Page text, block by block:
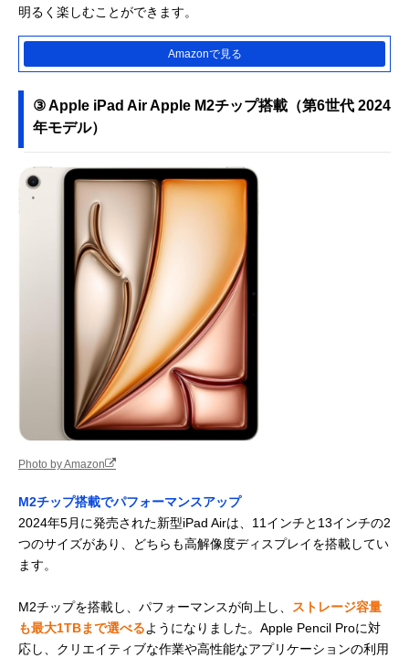
明るく楽しむことができます。
Amazonで見る
③ Apple iPad Air Apple M2チップ搭載（第6世代 2024
年モデル）
Photo by Amazon
M2チップ搭載でパフォーマンスアップ
2024年5月に発売された新型iPad Airは、11インチと13インチの2
つのサイズがあり、どちらも高解像度ディスプレイを搭載してい
ます。
M2チップを搭載し、パフォーマンスが向上し、
ストレージ容量
も最大1TBまで選べるようになりました。Apple Pencil Proに対
応し、クリエイティブな作業や高性能なアプリケーションの利用